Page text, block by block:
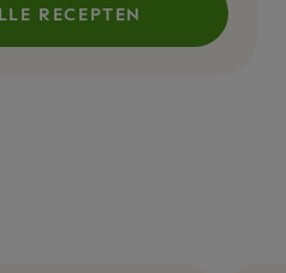
RECEPTEN
(ZIN IN IETS